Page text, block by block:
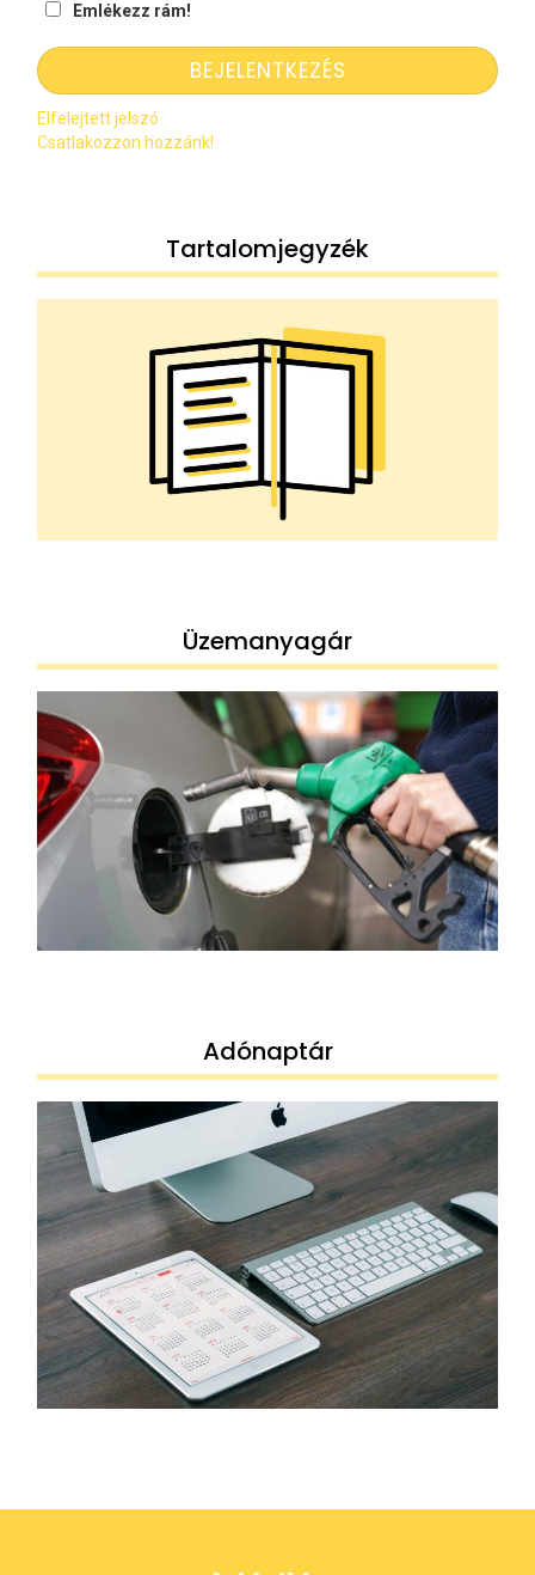
Emlékezz rám!
Elfelejtett jelszó
Csatlakozzon hozzánk!
Tartalomjegyzék
Üzemanyagár
Adónaptár